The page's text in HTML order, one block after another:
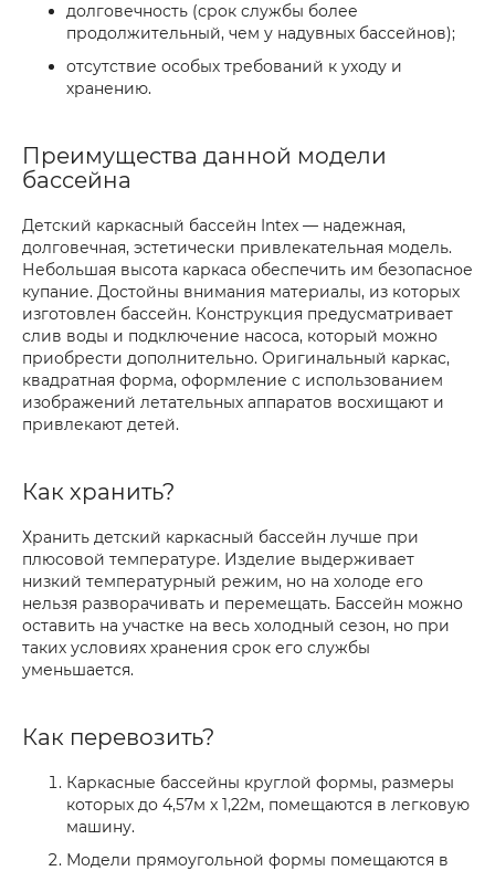
долговечность (срок службы более
продолжительный, чем у надувных бассейнов);
отсутствие особых требований к уходу и
хранению.
Преимущества данной модели
бассейна
Детский каркасный бассейн Intex — надежная,
долговечная, эстетически привлекательная модель.
Небольшая высота каркаса обеспечить им безопасное
купание. Достойны внимания материалы, из которых
изготовлен бассейн. Конструкция предусматривает
слив воды и подключение насоса, который можно
приобрести дополнительно. Оригинальный каркас,
квадратная форма, оформление с использованием
изображений летательных аппаратов восхищают и
привлекают детей.
Как хранить?
Хранить детский каркасный бассейн лучше при
плюсовой температуре. Изделие выдерживает
низкий температурный режим, но на холоде его
нельзя разворачивать и перемещать. Бассейн можно
оставить на участке на весь холодный сезон, но при
таких условиях хранения срок его службы
уменьшается.
Как перевозить?
Каркасные бассейны круглой формы, размеры
которых до 4,57м x 1,22м, помещаются в легковую
машину.
Модели прямоугольной формы помещаются в